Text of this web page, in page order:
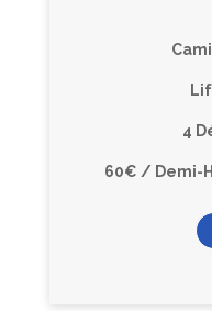
4
60€ / Demi-